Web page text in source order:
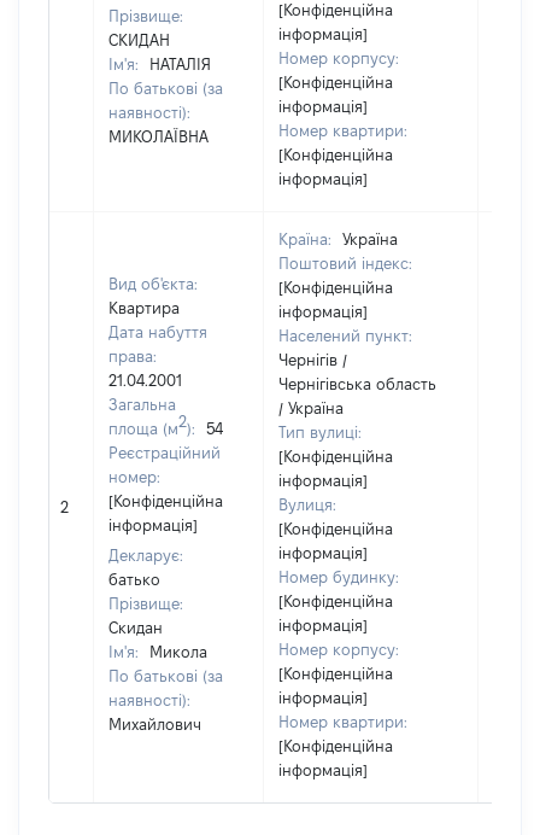
Прізвище:
СКИДАН
Ім'я:
НАТАЛІЯ
По батькові (за
наявності):
МИКОЛАЇВНА
[Конфіденційна
інформація]
Номер корпусу:
[Конфіденційна
інформація]
Номер квартири:
[Конфіденційна
інформація]
2
Вид об'єкта:
Квартира
Дата набуття
права:
21.04.2001
Загальна
площа (м2):
54
Реєстраційний
номер:
[Конфіденційна
інформація]
Декларує:
батько
Прізвище:
Скидан
Ім'я:
Микола
По батькові (за
наявності):
Михайлович
Країна:
Україна
Поштовий індекс:
[Конфіденційна
інформація]
Населений пункт:
Чернігів /
Чернігівська область
/ Україна
Тип вулиці:
[Конфіденційна
інформація]
Вулиця:
[Конфіденційна
інформація]
Номер будинку:
[Конфіденційна
інформація]
Номер корпусу:
[Конфіденційна
інформація]
Номер квартири:
[Конфіденційна
інформація]